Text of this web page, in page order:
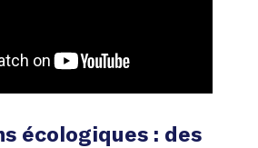
écologiques : des